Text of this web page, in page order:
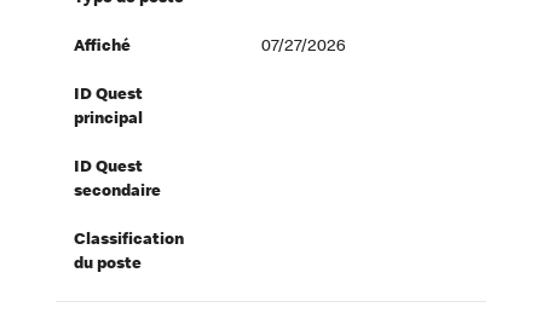
Affiché 07/27/2026
ID Quest
principal
ID Quest
secondaire
Classification
du poste